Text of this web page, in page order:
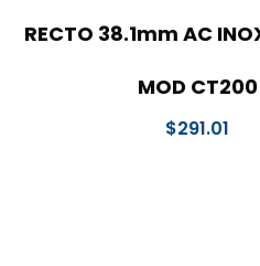
RECTO 38.1mm AC
MOD CT200
$291.01